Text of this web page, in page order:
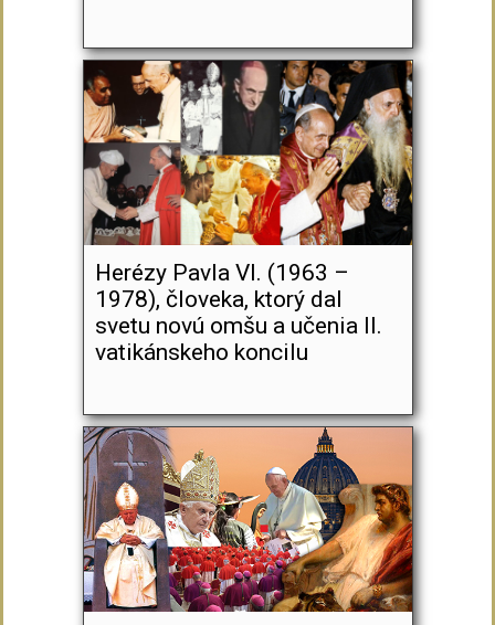
Herézy Pavla VI. (1963 –
1978), človeka, ktorý dal
svetu novú omšu a učenia II.
vatikánskeho koncilu